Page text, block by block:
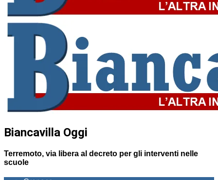
Biancavilla Oggi
Terremoto, via libera al decreto per gli interventi nelle
scuole